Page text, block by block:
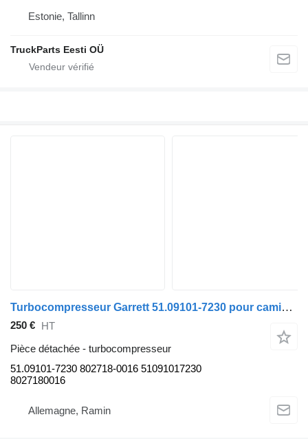
Estonie, Tallinn
TruckParts Eesti OÜ
Turbocompresseur Garrett 51.09101-7230 pour camion MAN TGA TGS TGX
250 € HT
Pièce détachée - turbocompresseur
51.09101-7230 802718-0016 51091017230
8027180016
Allemagne, Ramin